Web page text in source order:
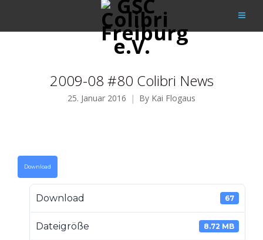
2009-08 #80 Colibri News
25. Januar 2016 By Kai Flogaus
Download
Download 67
Dateigröße 8.72 MB